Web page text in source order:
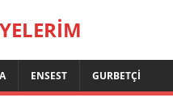
ENSEST GURBETÇI